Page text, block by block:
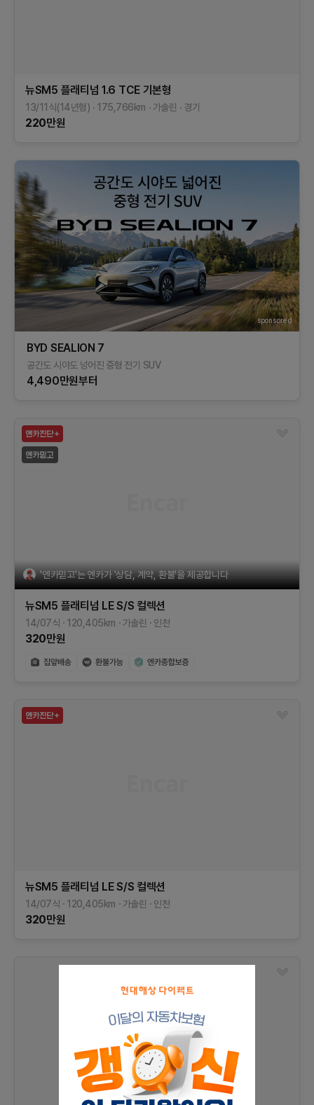
뉴SM5 플래티넘 1.6 TCE 기본형
13/11식(14년형) 175,766km 가솔린 경기
220만원
sponsored
BYD SEALION 7
공간도 시야도 넝어진 중형 전기 SUV
4,490만원부터
'엔카믿고'는 엔카가 '상담, 계약, 환불'을 제공합니다
뉴SM5 플래티넘 LES/S 컬렉션
14/07식 120,405km 가솔린 인천
320만원
뉴SM5 플래티넘 LES/S 컬렉션
14/07식 120,405km 가솔린 인천
320만원